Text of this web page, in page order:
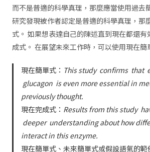
而不是普適的科學真理，那麼應當使用過去
研究發現被作者認定是普適的科學真理，那
式。 如果想表達自己的陳述直到現在都還
成式。 在展望未來工作時，可以使用現在簡
現在簡單式： This study confirms that
glucagon is even more essential in
previously thought.
現在完成式： Results from this study
deeperunderstanding about how
interact in this enzyme.
現在簡單式、未來簡單式或假設語氣的範